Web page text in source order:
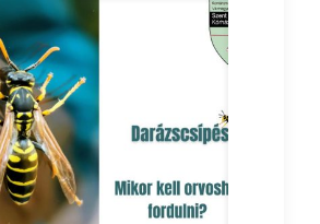
a
sebészeti-,
traumatológiai-,
ortopédiai
és
urológiai
szakrendelők